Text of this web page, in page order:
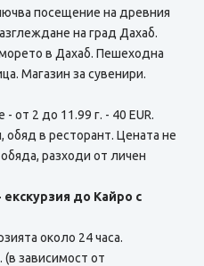
посещение на древния
на град Дахаб.
в Дахаб. Пешеходна
Магазин за сувенири.
от 2 до 11.99 г. - 40 EUR.
обяд в ресторант. Цената не
разходи от личен
до Кайро с
около 24 часа.
зависимост от